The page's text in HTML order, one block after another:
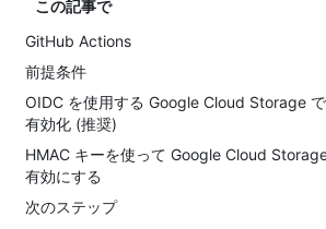
この記事で
GitHub Actions
前提条件
OIDC を使用する Google Cloud Storage
有効化 (推奨)
HMAC キーを使って Google Cloud
有効にする
次のステップ